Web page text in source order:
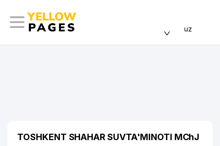
uz
TOSHKENT SHAHAR SUVTA'MINOTI MChJ